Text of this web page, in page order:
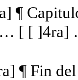
¶
[ [ ]4ra]
¶ Fin